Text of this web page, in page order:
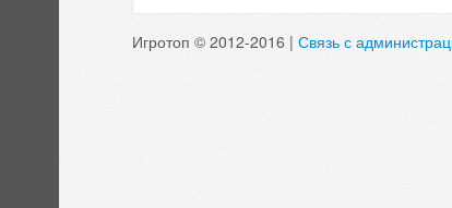
Игротоп © 2012-2016 | Связь с